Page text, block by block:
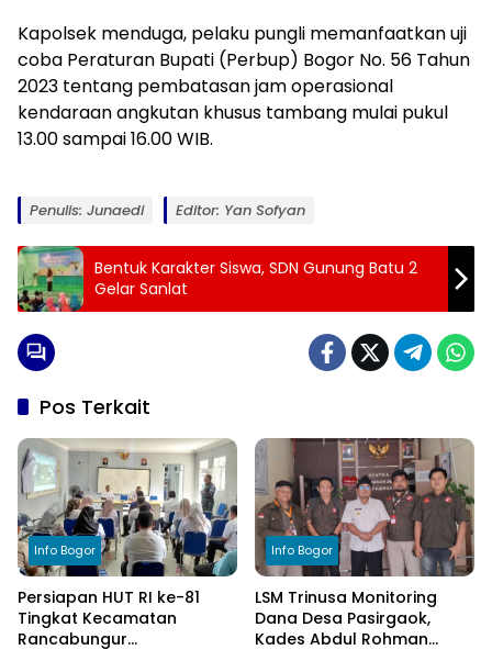
Kapolsek menduga, pelaku pungli memanfaatkan uji
coba Peraturan Bupati (Perbup) Bogor No. 56 Tahun
2023 tentang pembatasan jam operasional
kendaraan angkutan khusus tambang mulai pukul
13.00 sampai 16.00 WIB.
Penulis: Junaedi Editor: Yan Sofyan
Bentuk Karakter Siswa, SDN Gunung Batu 2
Gelar Sanlat
Pos Terkait
Info Bogor
Persiapan HUT RI ke-81
Tingkat Kecamatan
Rancabungur
Info Bogor
LSM Trinusa Monitoring
Dana Desa Pasirgaok,
Kades Abdul Rohman